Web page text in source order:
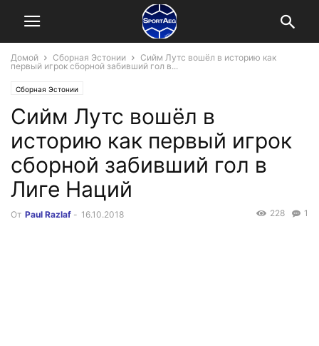
Домой Сборная Эстонии
Сийм Лутс вошёл в историю как
первый игрок сборной забивший гол в...
Сборная Эстонии
Сийм Лутс вошёл в
историю как первый игрок
сборной забивший гол в
Лиге Наций
От Paul Razlaf - 16.10.2018 1
228